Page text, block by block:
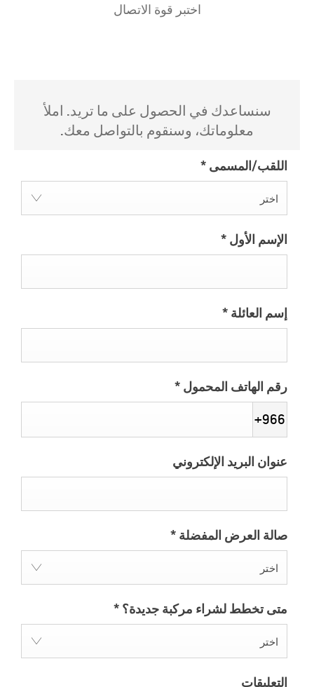
اختبر قوة الاتصال
سنساعدك في الحصول على ما تريد. املأ
معلوماتك، وسنقوم بالتواصل معك.
اللقب/المسمى*
اختر
الإسم الأول*
إسم العائلة*
رقم الهاتف المحمول*
+966
عنوان البريد الإلكتروني
صالة العرض المفضلة*
اختر
متى تخطط لشراء مركبة جديدة؟*
اختر
التعليقات